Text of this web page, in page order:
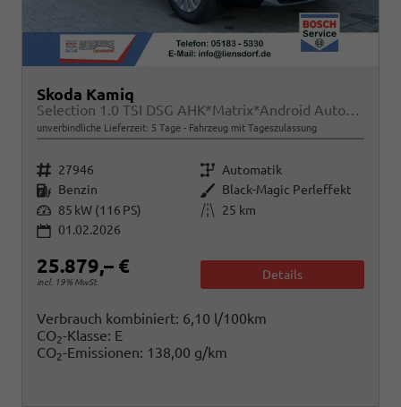
Skoda Kamiq
Selection 1.0 TSI DSG AHK*Matrix*Android Auto*SHZ*Kamera*Keyless*2Z Klimaauto*
unverbindliche Lieferzeit: 5 Tage Fahrzeug mit Tageszulassung
Fahrzeugnr. 27946 Getriebe Automatik
Kraftstoff Benzin Außenfarbe Black-Magic Perleffekt
Leistung 85 kW (116 PS) Kilometerstand
25 km
01.02.2026
25.879,– €
incl. 19% MwSt.
Details
Verbrauch kombiniert: 6,10 l/100km
CO2-Klasse: E
CO2-Emissionen: 138,00 g/km